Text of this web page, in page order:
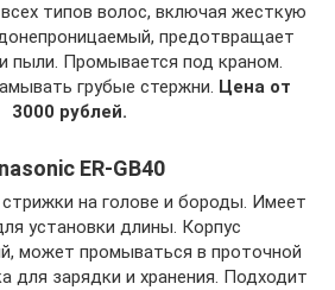
типов волос, включая жесткую
предотвращает
пыли. Промывается под краном.
грубые стержни. Цена от
3000 рублей.
ER-GB40
на голове и бороды. Имеет
установки длины. Корпус
может промываться в проточной
для зарядки и хранения. Подходит